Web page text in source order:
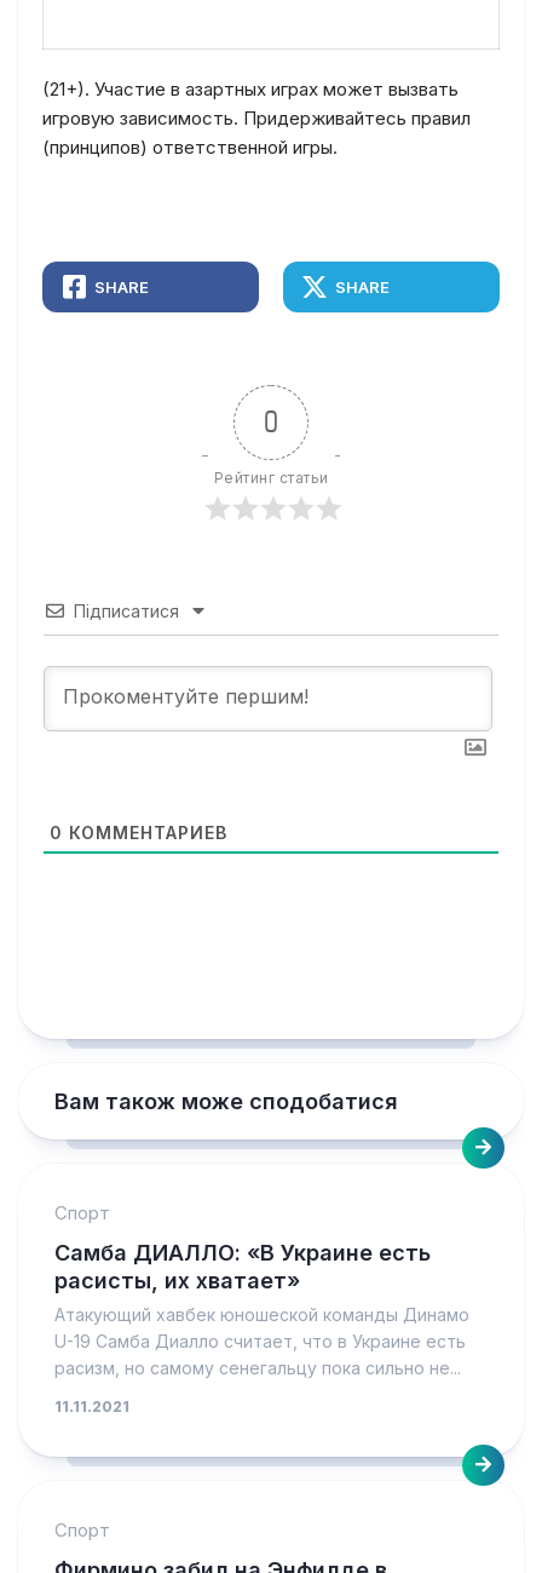
(21+). Участие в азартных играх может вызвать
игровую зависимость. Придерживайтесь правил
(принципов) ответственной игры.
SHARE SHARE
0
Рейтинг статьи
Підписатися
0 КОММЕНТАРИЕВ
Вам також може сподобатися
Спорт
Самба ДИАЛЛО: «В Украине есть
расисты, их хватает»
Атакующий хавбек юношеской команды Динамо
U-19 Самба Диалло считает, что в Украине есть
расизм, но самому сенегальцу пока сильно не...
11.11.2021
Спорт